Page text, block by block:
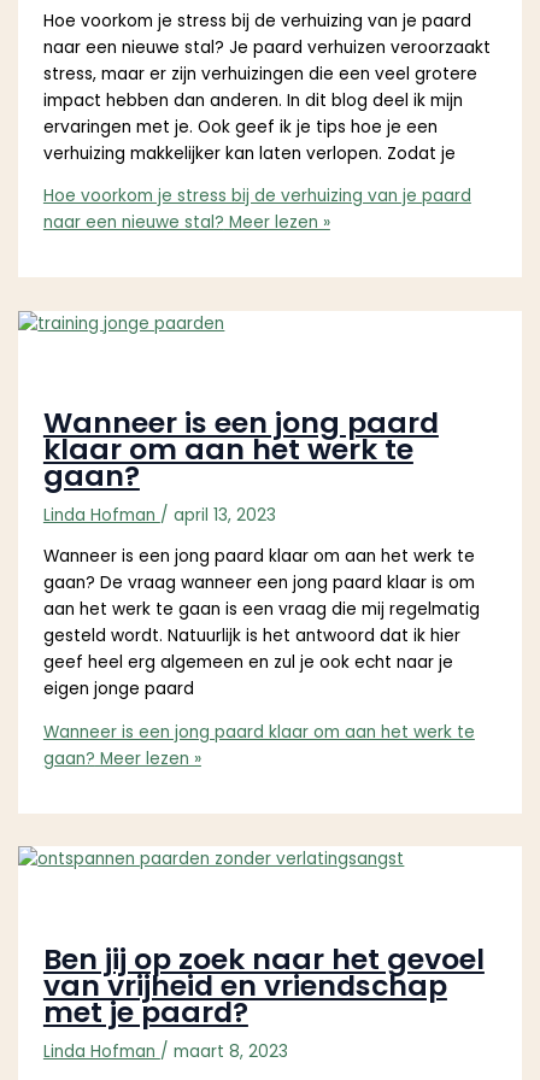
Hoe voorkom je stress bij de verhuizing van je paard
naar een nieuwe stal? Je paard verhuizen veroorzaakt
stress, maar er zijn verhuizingen die een veel grotere
impact hebben dan anderen. In dit blog deel ik mijn
ervaringen met je. Ook geef ik je tips hoe je een
verhuizing makkelijker kan laten verlopen. Zodat je
Hoe voorkom je stress bij de verhuizing van je paard
naar een nieuwe stal? Meer lezen »
Wanneer is een jong paard
klaar om aan het werk te
gaan?
Linda Hofman / april 13, 2023
Wanneer is een jong paard klaar om aan het werk te
gaan? De vraag wanneer een jong paard klaar is om
aan het werk te gaan is een vraag die mij regelmatig
gesteld wordt. Natuurlijk is het antwoord dat ik hier
geef heel erg algemeen en zul je ook echt naar je
eigen jonge paard
Wanneer is een jong paard klaar om aan het werk te
gaan? Meer lezen »
Ben jij op zoek naar het gevoel
van vrijheid en vriendschap
met je paard?
Linda Hofman / maart 8, 2023